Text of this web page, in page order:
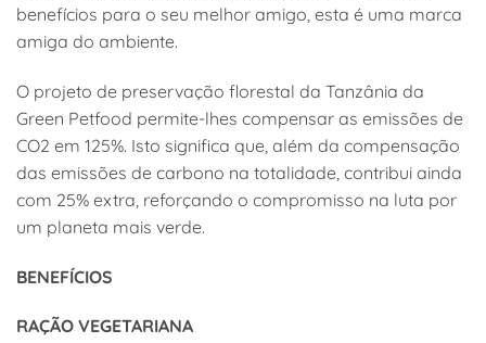
benefícios para o seu melhor amigo, esta é uma marca
amiga do ambiente.
O projeto de preservação florestal da Tanzânia da
Green Petfood permite-lhes compensar as emissões de
CO2 em 125%. Isto significa que, além da compensação
das emissões de carbono na totalidade, contribui ainda
com 25% extra, reforçando o compromisso na luta por
um planeta mais verde.
BENEFÍCIOS
RAÇÃO VEGETARIANA